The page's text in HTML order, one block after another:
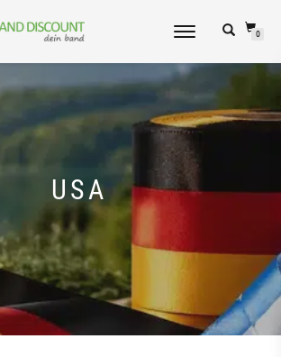
NAVIGATION
0
USA